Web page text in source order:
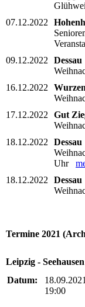
07.12.2022
09.12.2022
Dessau
16.12.2022
Wurzen
17.12.2022
Gut
18.12.2022
Dessau
Uhr
18.12.2022
Dessau
Termine 2021
Leipzig - Seehausen
Datum:
18.09.2021
19:00